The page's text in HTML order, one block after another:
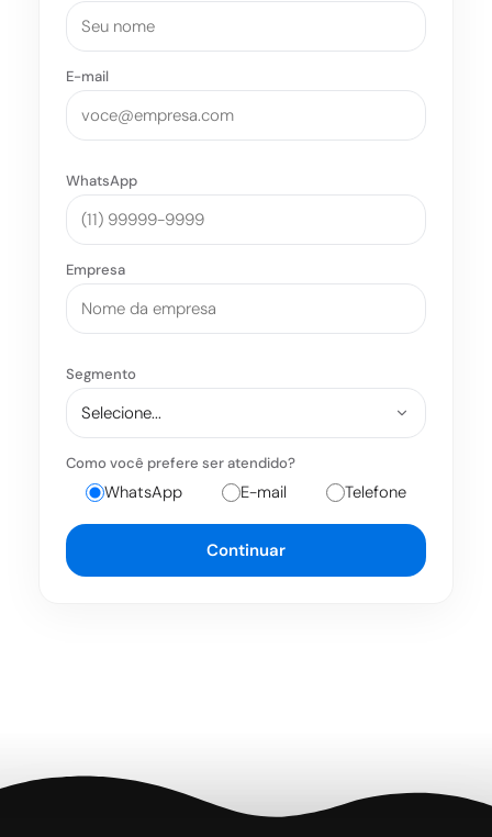
E-mail
WhatsApp
Empresa
Segmento
Como você prefere ser atendido?
WhatsApp E-mail Telefone
Continuar